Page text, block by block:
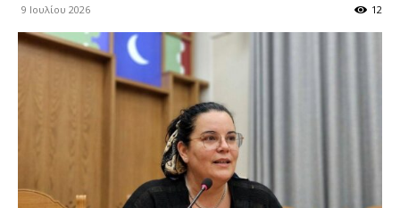
9 Ιουλίου 2026 12